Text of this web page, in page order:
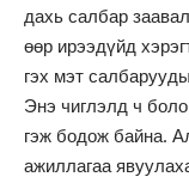
дахь салбар
өөр ирээдүйд
гэх мэт
Энэ чиглэлд ч
гэж бодож байна.
ажиллагаа